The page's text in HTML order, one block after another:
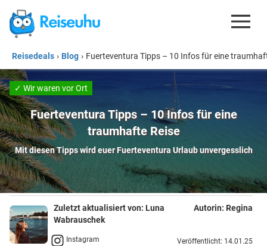
REISEDEALS
KREDITKARTEN
ESIM
REISEBLOG
Reisedeals › Blog › Fuerteventura Tipps – 10 Infos für eine
✓ Wir waren vor Ort
Fuerteventura Tipps – 10 Infos für eine
traumhafte Reise
Mit diesen Tipps wird euer Fuerteventura Urlaub unvergesslich
Autorin: Regina
Zuletzt aktualisiert von: Luna
Wabrauschek
Instagram Veröffentlicht: 14.01.25